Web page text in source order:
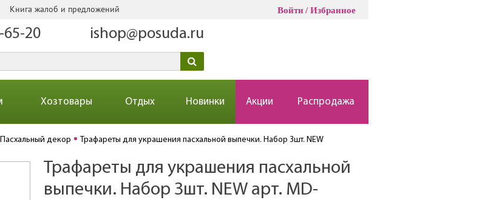
Книга жалоб и предложений Войти Избранное
65-20 ishop@posuda.ru
Хозтовары Отдых Новинки Акции Распродажа
Пасхальный декор Трафареты для украшения пасхальной выпечки. Набор 3шт. NEW
Трафареты для украшения пасхальной
выпечки. Набор 3шт. NEW арт. MD-
Количество